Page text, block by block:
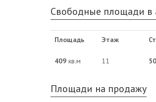
Свободные площади в
Площадь Этаж
409 кв.м 11
Площади на продажу